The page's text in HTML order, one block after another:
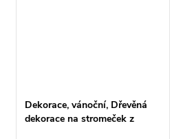
Dekorace, vánoční, Dřevěná
dekorace na stromeček z